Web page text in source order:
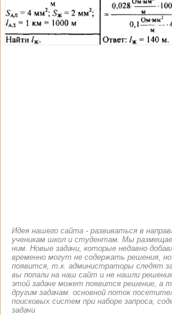
Идея нашего сайта - развиваться в
ученикам школ и студентам. Мы
ним. Новые задачи, которые недавно
временно могут не содержать решения, но
появится, т.к. администраторы следят
вы попали на наш сайт и не нашли
этой задаче может появится решение, а
другим задачам. основной поток
поисковых систем при наборе запроса,
задачи